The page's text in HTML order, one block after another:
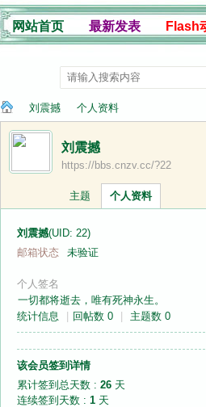
网站首页 最新发表 Flash
›
刘震撼 个人资料
刘震撼
https://bbs.cnzv.cc/?22
主题 个人资料
刘震撼(UID: 22)
邮箱状态
未验证
个人签名
一切都将逝去，唯有死神永生。
统计信息
回帖数 0 主题数 0
该会员签到详情
累计签到总天数 : 26 天
连续签到天数 : 1 天